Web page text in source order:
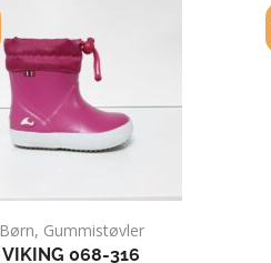
Børn, Gummistøvler
VIKING 068-316